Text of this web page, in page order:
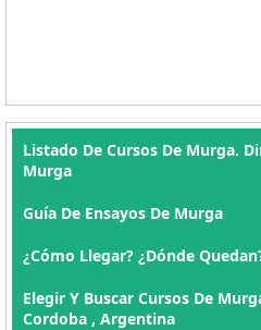
Listado De Cursos De Murga.
Murga
Guía De Ensayos De Murga
¿Cómo Llegar? ¿Dónde
Elegir Y Buscar Cursos De
Cordoba , Argentina